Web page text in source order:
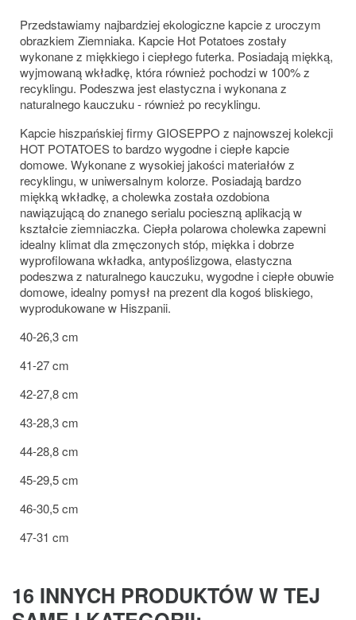
Przedstawiamy najbardziej ekologiczne kapcie z uroczym
obrazkiem Ziemniaka. Kapcie Hot Potatoes zostały
wykonane z miękkiego i ciepłego futerka. Posiadają miękką,
wyjmowaną wkładkę, która również pochodzi w 100% z
recyklingu. Podeszwa jest elastyczna i wykonana z
naturalnego kauczuku - również po recyklingu.
Kapcie hiszpańskiej firmy GIOSEPPO z najnowszej kolekcji
HOT POTATOES to bardzo wygodne i ciepłe kapcie
domowe. Wykonane z wysokiej jakości materiałów z
recyklingu, w uniwersalnym kolorze. Posiadają bardzo
miękką wkładkę, a cholewka została ozdobiona
nawiązującą do znanego serialu pocieszną aplikacją w
kształcie ziemniaczka. Ciepła polarowa cholewka zapewni
idealny klimat dla zmęczonych stóp, miękka i dobrze
wyprofilowana wkładka, antypoślizgowa, elastyczna
podeszwa z naturalnego kauczuku, wygodne i ciepłe obuwie
domowe, idealny pomysł na prezent dla kogoś bliskiego,
wyprodukowane w Hiszpanii.
40-26,3 cm
41-27 cm
42-27,8 cm
43-28,3 cm
44-28,8 cm
45-29,5 cm
46-30,5 cm
47-31 cm
16 INNYCH PRODUKTÓW W TEJ